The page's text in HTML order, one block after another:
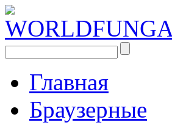
Главная
Браузерные